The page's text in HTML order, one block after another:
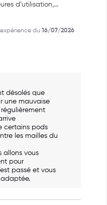
d’utilisation,...
du 16/07/2026
désolés que
une mauvaise
régulièrement
certains pods
les mailles du
allons vous
pour
passé et vous
adaptée.